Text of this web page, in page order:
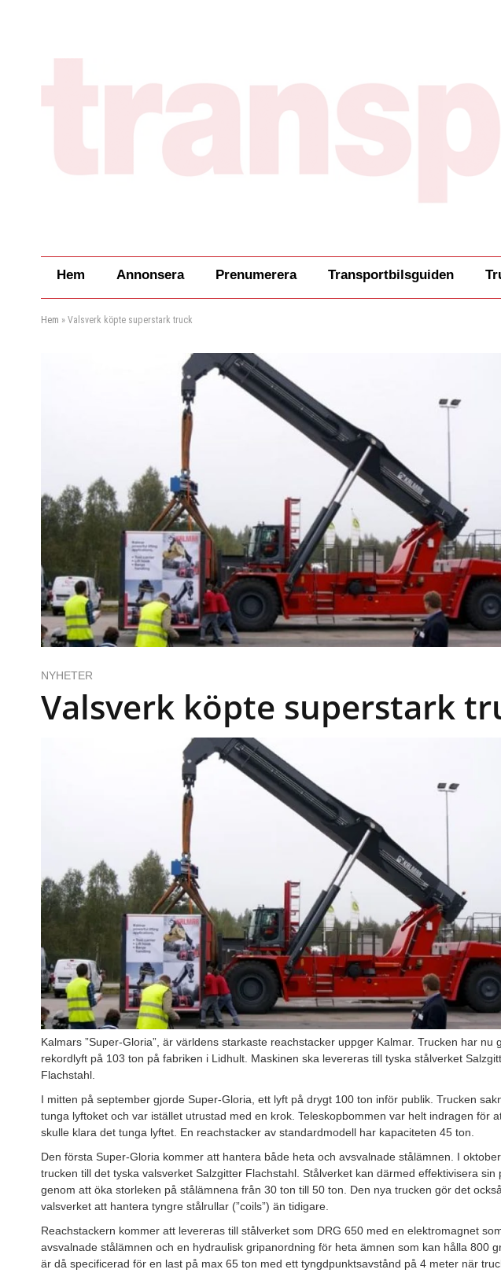
Hem Annonsera Prenumerera Transportbilsguiden
Hem » Valsverk köpte superstark truck
NYHETER
Valsverk köpte superstark
Kalmars ”Super-Gloria”, är världens starkaste reachstacker uppger Kalmar. Trucken har nu
rekordlyft på 103 ton på fabriken i Lidhult. Maskinen ska levereras till tyska stålverket
Flachstahl.
I mitten på september gjorde Super-Gloria, ett lyft på drygt 100 ton inför publik. Trucken
tunga lyftoket och var istället utrustad med en krok. Teleskopbommen var helt indragen för
skulle klara det tunga lyftet. En reachstacker av standardmodell har kapaciteten 45 ton.
Den första Super-Gloria kommer att hantera både heta och avsvalnade stålämnen. I
trucken till det tyska valsverket Salzgitter Flachstahl. Stålverket kan därmed effektivisera sin
genom att öka storleken på stålämnena från 30 ton till 50 ton. Den nya trucken gör det
valsverket att hantera tyngre stålrullar (”coils”) än tidigare.
Reachstackern kommer att levereras till stålverket som DRG 650 med en elektromagnet
avsvalnade stålämnen och en hydraulisk gripanordning för heta ämnen som kan hålla 800
är då specificerad för en last på max 65 ton med ett tyngdpunktsavstånd på 4 meter när